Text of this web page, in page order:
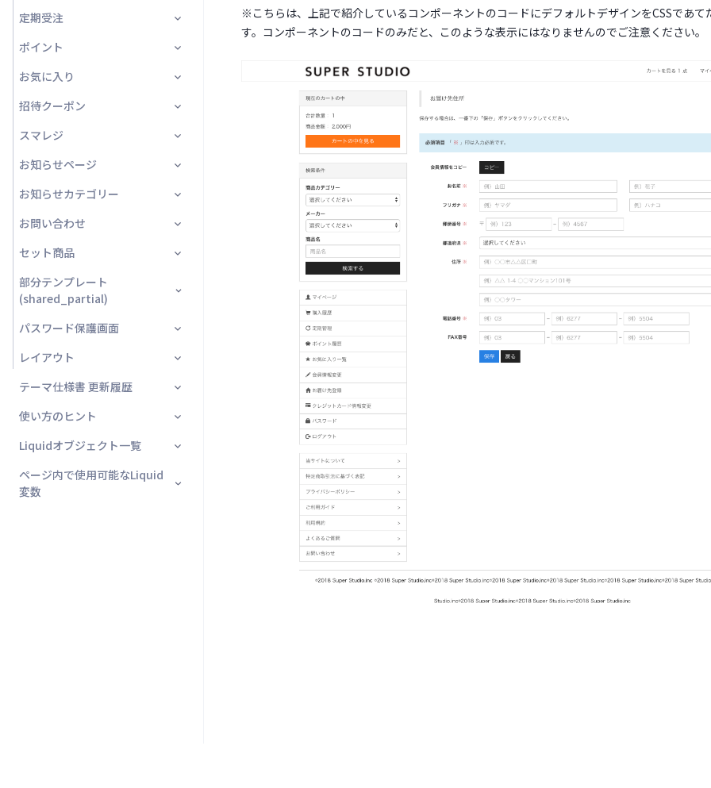
お届けサイクル★
通信欄★
カスタム項目★
複数のお届け先指定★
複数のお届け先情報★
複数のお届け先入力★
注文情報確認プレビュー★
お客様番号★
オプトイン★
チェックリスト★
利用規約★
注文完了情報★
サンクスクロスセル★
編集
一覧
基本情報
お届け先住所
詳細
編集
受取店舗
詳細
部分テンプレート
購入履歴詳細タブ★
定期受注
一覧
詳細
編集
解約理由
お届け先
詳細
編集
商品
商品情報
編集
商品追加
商品の追加
商品一括変更
一括編集
購入履歴
ポイント
履歴一覧
お気に入り
一覧
招待クーポン
一覧
スマレジ
バーコード画面
お知らせページ
一覧
詳細
お知らせカテゴリー
詳細
お問い合わせ
入力画面
確認画面
セット商品
一覧
部分テンプレート
(shared_partial)
header★
nav★
footer★
preview_footer★
sidebar★
body_google_tag_manager★
パスワード保護画面
パスワード保護画面
パスワード入力画面
部分テンプレート
ヘッダー★
コンテンツ★
レイアウト
購入
購入以外
パスワード保護
テーマ仕様書 更新履歴
2021年
2021/07/06更新
2021/08/04更新
2022年
2022/02/07更新
2023年
使い方のヒント
タイトルタグ等 meta tag を設定
商品詳細ページで利用できる変
Liquidオブジェクト一覧
はじめに
ページ内で使用可能なLiquid
変数
※こちらは、上記で紹介しているコンポーネントのコードにデフォルトデザインをCSSであて
す。コンポーネントのコードのみだと、このような表示にはなりませんのでご注意ください。